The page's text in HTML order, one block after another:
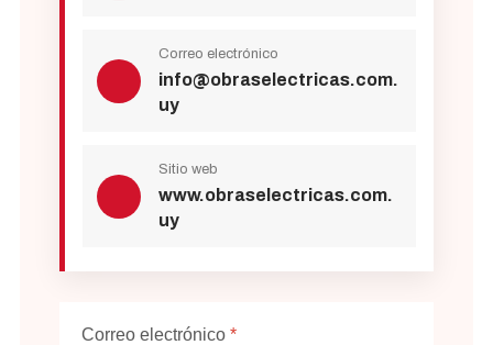
Correo electrónico
info@obraselectricas.com.
uy
Sitio web
www.obraselectricas.com.
uy
Correo electrónico *